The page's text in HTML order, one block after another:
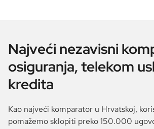
Najveći nezavisni
osiguranja, telekom
kredita
Kao najveći komparator u Hrvatskoj,
pomažemo sklopiti preko 150.000